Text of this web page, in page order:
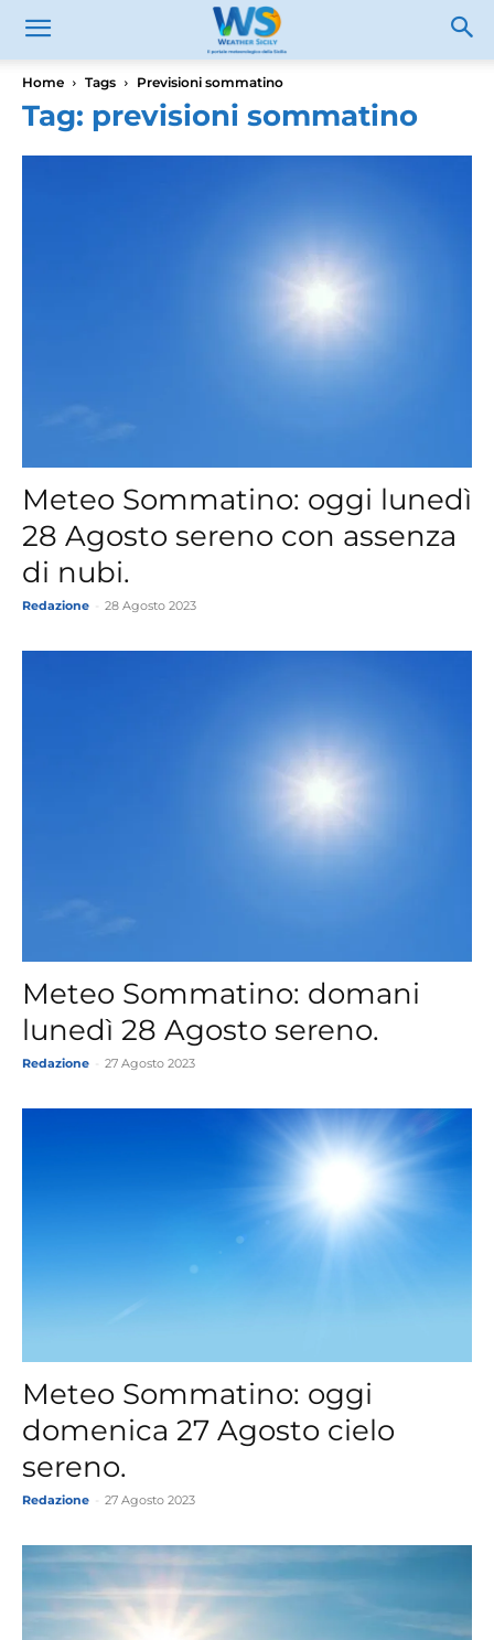
Home Tags Previsioni sommatino
Tag: previsioni sommatino
Meteo Sommatino: oggi lunedì
28 Agosto sereno con assenza
di nubi.
Redazione 28 Agosto 2023
Meteo Sommatino: domani
lunedì 28 Agosto sereno.
Redazione 27 Agosto 2023
Meteo Sommatino: oggi
domenica 27 Agosto cielo
sereno.
Redazione 27 Agosto 2023